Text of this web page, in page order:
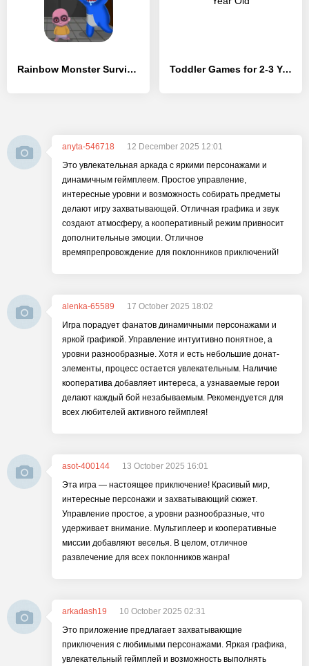
Rainbow Monster Survivor - [MOD Бесконечные монеты] Toddler Games for 2-3 Year Old
anyta-546718
12 December 2025 12:01
Это увлекательная аркада с яркими персонажами и
динамичным геймплеем. Простое управление,
интересные уровни и возможность собирать предметы
делают игру захватывающей. Отличная графика и звук
создают атмосферу, а кооперативный режим привносит
дополнительные эмоции. Отличное
времяпрепровождение для поклонников приключений!
alenka-65589
17 October 2025 18:02
Игра порадует фанатов динамичными персонажами и
яркой графикой. Управление интуитивно понятное, а
уровни разнообразные. Хотя и есть небольшие донат-
элементы, процесс остается увлекательным. Наличие
кооператива добавляет интереса, а узнаваемые герои
делают каждый бой незабываемым. Рекомендуется для
всех любителей активного геймплея!
asot-400144
13 October 2025 16:01
Эта игра — настоящее приключение! Красивый мир,
интересные персонажи и захватывающий сюжет.
Управление простое, а уровни разнообразные, что
удерживает внимание. Мультиплеер и кооперативные
миссии добавляют веселья. В целом, отличное
развлечение для всех поклонников жанра!
arkadash19
10 October 2025 02:31
Это приложение предлагает захватывающие
приключения с любимыми персонажами. Яркая графика,
увлекательный геймплей и возможность выполнять